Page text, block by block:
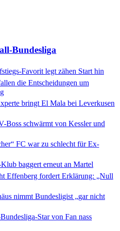
Bundesliga
Favorit legt zähen Start hin
die Entscheidungen um
bringt El Mala bei Leverkusen
Boss schwärmt von Kessler und
FC war zu schlecht für Ex-
baggert erneut an Martel
Effenberg fordert Erklärung: „Null
nimmt Bundesligist „gar nicht
Star von Fan nass